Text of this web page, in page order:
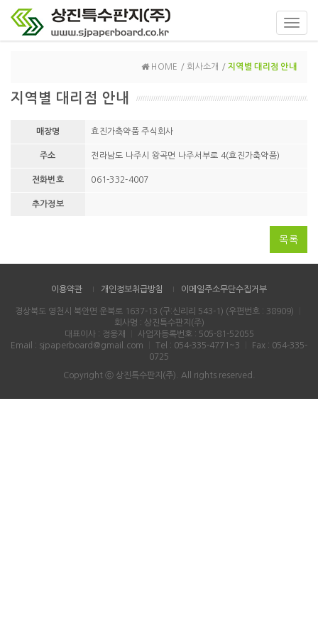
HOME / 회사소개 /지역별 대리점 안내
지역별 대리점 안내
매장명 효진가축약품 주식회사
주소 전라남도 나주시 왕곡면 나주서부로 4(효진가축약품)
전화번호 061-332-4007
추가정보
목록
이용약관 개인정보취급방침 이메일주소무단수집거부
경상북도 영천시 북안면 운북로 1637-13 (구:신리리 543-1) (우편번호 : 38909)
회사명 : 상진특수판지(주)
대표이사 : 정웅재
사업자등록번호 : 505-81-52055
Email : sjpaperboard@gmail.com
Tel : 054-335-4771~3
Fax : 054-335-
0725
Copyright ⓒ 상진특수판지(주). All rights reserved.